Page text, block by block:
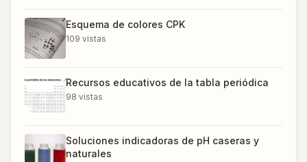
Esquema de colores CPK
109 vistas
Recursos educativos de la tabla periódica
98 vistas
Soluciones indicadoras de pH caseras y
naturales